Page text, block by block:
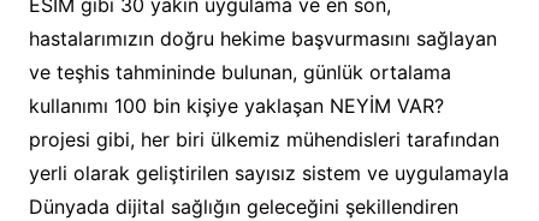
ESİM gibi 30 yakın uygulama ve en son,
hastalarımızın doğru hekime başvurmasını sağlayan
ve teşhis tahmininde bulunan, günlük ortalama
kullanımı 100 bin kişiye yaklaşan NEYİM VAR?
projesi gibi, her biri ülkemiz mühendisleri tarafından
yerli olarak geliştirilen sayısız sistem ve uygulamayla
Dünyada dijital sağlığın geleceğini şekillendiren